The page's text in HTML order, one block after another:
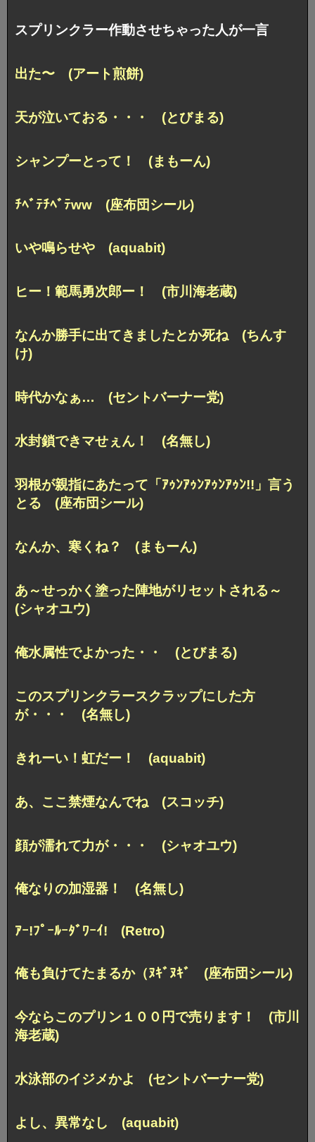
スプリンクラー作動させちゃった人が一言
出た〜 (アート煎餅)
天が泣いておる・・・ (とびまる)
シャンプーとって！ (まもーん)
ﾁﾍﾞﾃﾁﾍﾞﾃww (座布団シール)
いや鳴らせや (aquabit)
ヒー！範馬勇次郎ー！ (市川海老蔵)
なんか勝手に出てきましたとか死ね (ちんす
け)
時代かなぁ… (セントバーナー党)
水封鎖できマせぇん！ (名無し)
羽根が親指にあたって 「ｱｩﾝｱｩﾝｱｩﾝｱｩﾝ!!」言う
とる (座布団シール)
なんか、寒くね？ (まもーん)
あ～せっかく塗った陣地がリセットされる～
(シャオユウ)
俺水属性でよかった・・ (とびまる)
このスプリンクラースクラップにした方
が・・・ (名無し)
きれーい！虹だー！ (aquabit)
あ、ここ禁煙なんでね (スコッチ)
顔が濡れて力が・・・ (シャオユウ)
俺なりの加湿器！ (名無し)
ｱｰ!ﾌﾟｰﾙｰﾀﾞﾜｰｲ! (Retro)
俺も負けてたまるか（ﾇｷﾞﾇｷﾞ (座布団シール)
今ならこのプリン１００円で売ります！ (市川
海老蔵)
水泳部のイジメかよ (セントバーナー党)
よし、異常なし (aquabit)